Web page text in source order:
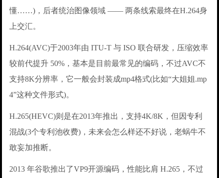
懂……)，后者统治图像领域 —— 两条线索最终在H.264身
上交汇。
H.264(AVC)于2003年由 ITU-T 与 ISO 联合研发，压缩效率
较前代提升 50%，基本是目前最常见的编码，不过AVC不
支持8K分辨率，它一般会封装成mp4格式(比如“大姐姐.mp
4”这种文件形式)。
H.265(HEVC)则是在2013年推出，支持4K/8K，但因专利
混战(3个专利池收费)，未来会怎么样还不好说，老蜗牛不
敢妄加推断。
2013 年谷歌推出了VP9开源编码，性能比肩 H.265，不过